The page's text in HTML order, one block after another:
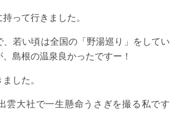
って行きました。
若い頃は全国の「野湯巡り」をしてい
島根の温泉良かったですー！
した。
雲大社で一生懸命うさぎを撮る私です